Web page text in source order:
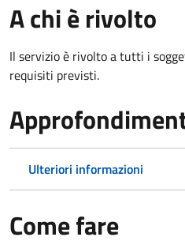
A chi è rivolto
Il servizio è rivolto a tutti i
requisiti previsti.
Ulteriori informazioni
Come fare